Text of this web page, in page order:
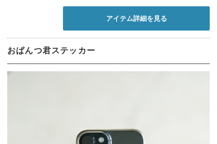
アイテム詳細を見る
おぱんつ君ステッカー